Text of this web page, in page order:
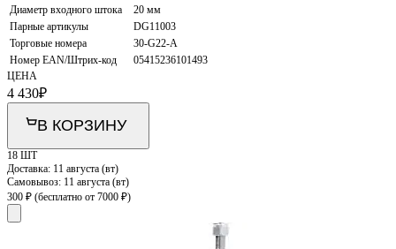
Диаметр входного штока
20 мм
Парные артикулы
DG11003
Торговые номера
30-G22-A
Номер EAN/Штрих-код
05415236101493
ЦЕНА
4 430₽
В КОРЗИНУ
18 ШТ
Доставка: 11 августа (вт)
Самовывоз: 11 августа (вт)
300 ₽ (бесплатно от 7000 ₽)